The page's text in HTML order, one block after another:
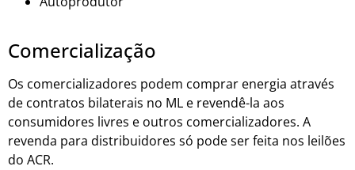
Comercialização
Os comercializadores podem comprar energia através
de contratos bilaterais no ML e revendê-la aos
consumidores livres e outros comercializadores. A
revenda para distribuidores só pode ser feita nos leilões
do ACR.